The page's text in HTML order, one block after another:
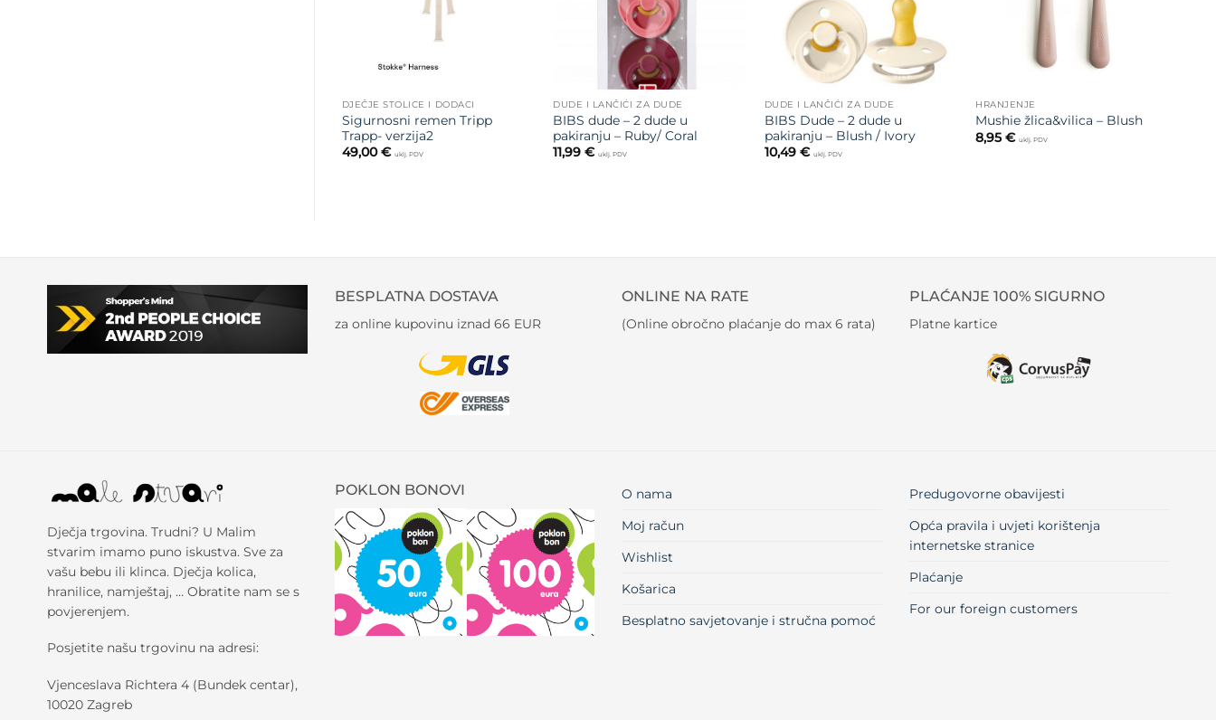
DJEČJE STOLICE I DODACI
Sigurnosni remen Tripp
Trapp- verzija2
49,00€ uklj. PDV
DUDE I LANČIĆI ZA DUDE
BIBS dude – 2 dude u
pakiranju – Ruby/ Coral
11,99€ uklj. PDV
DUDE I LANČIĆI ZA DUDE
BIBS Dude – 2 dude u
pakiranju – Blush / Ivory
10,49 € uklj. PDV
HRANJENJE
Mushie žlica&vilica – Blush
8,95€ uklj. PDV
BESPLATNA DOSTAVA
za online kupovinu iznad 66 EUR
ONLINE NA RATE
(Online obročno plaćanje do max 6 rata)
PLAĆANJE 100% SIGURNO
Platne kartice
Dječja trgovina. Trudni? U Malim
stvarim imamo puno iskustva. Sve za
vašu bebu ili klinca. Dječja kolica,
hranilice, namještaj, … Obratite nam se s
povjerenjem.
Posjetite našu trgovinu na adresi:
Vjenceslava Richtera 4 (Bundek centar),
10020 Zagreb
POKLON BONOVI
O nama
Moj račun
Wishlist
Košarica
Besplatno savjetovanje i stručna pomoć
Predugovorne obavijesti
Opća pravila i uvjeti korištenja
internetske stranice
Plaćanje
For our foreign customers